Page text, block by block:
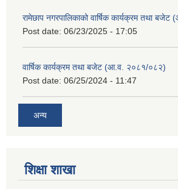
रामेछाप नगरपालिकाको वार्षिक कार्यक्रम तथा
Post date: 06/23/2025 - 17:05
वार्षिक कार्यक्रम तथा बजेट (आ.व. २०८१/०८२)
Post date: 06/25/2024 - 11:47
अन्य
शिक्षा शाखा